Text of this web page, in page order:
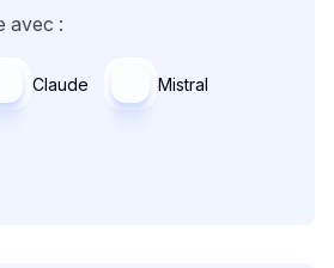
avec :
Claude Mistral